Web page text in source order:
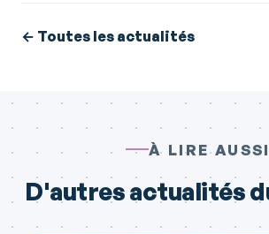
← Toutes les actualités
À LIRE AUSSI
D'autres actualités